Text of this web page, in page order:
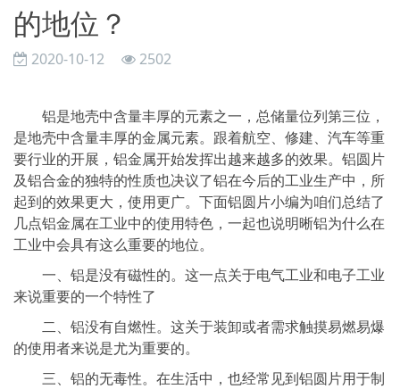
的地位？
2020-10-12 2502
铝是地壳中含量丰厚的元素之一，总储量位列第三位，
是地壳中含量丰厚的金属元素。跟着航空、修建、汽车等重
要行业的开展，铝金属开始发挥出越来越多的效果。铝圆片
及铝合金的独特的性质也决议了铝在今后的工业生产中，所
起到的效果更大，使用更广。下面铝圆片小编为咱们总结了
几点铝金属在工业中的使用特色，一起也说明晰铝为什么在
工业中会具有这么重要的地位。
一、铝是没有磁性的。这一点关于电气工业和电子工业
来说重要的一个特性了
二、铝没有自燃性。这关于装卸或者需求触摸易燃易爆
的使用者来说是尤为重要的。
三、铝的无毒性。在生活中，也经常见到铝圆片用于制